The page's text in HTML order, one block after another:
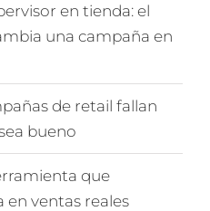
en tienda: el
una campaña en
de retail fallan
bueno
que
en ventas reales